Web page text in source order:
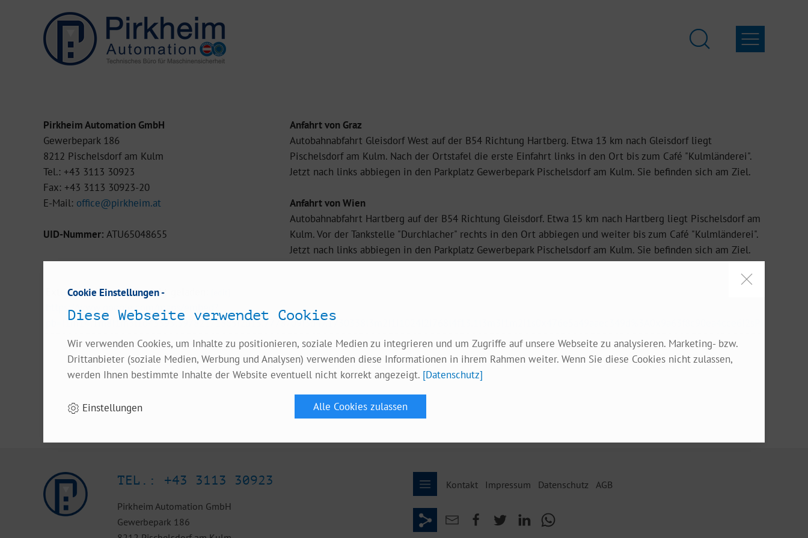
Pirkheim Automation GmbH
Gewerbepark 186
8212 Pischelsdorf am Kulm
Tel.: +43 3113 30923
Fax: +43 3113 30923-20
E-Mail: office@pirkheim.at
UID-Nummer: ATU65048655
Anfahrt von Graz
Autobahnabfahrt Gleisdorf West auf der B54 Richtung Hartberg. Etwa 13 km nach Gleisdorf liegt
Pischelsdorf am Kulm. Nach der Ortstafel die erste Einfahrt links in den Ort bis zum Café "Kulmländerei".
Jetzt nach links abbiegen in den Parkplatz Gewerbepark Pischelsdorf am Kulm. Sie befinden sich am Ziel.
Anfahrt von Wien
Autobahnabfahrt Hartberg auf der B54 Richtung Gleisdorf. Etwa 15 km nach Hartberg liegt Pischelsdorf am
Kulm. Vor der Tankstelle "Durchlacher" rechts in den Ort abbiegen und weiter bis zum Café "Kulmländerei".
Jetzt nach links abbiegen in den Parkplatz Gewerbepark Pischelsdorf am Kulm. Sie befinden sich am Ziel.
Externer Inhalt wurde nicht geladen:
https://www.google.com/maps/embed?
TEL.: +43 3113 30923
Pirkheim Automation GmbH
Gewerbepark 186
Kontakt Impressum Datenschutz AGB
Cookie Einstellungen -
Diese Webseite verwendet Cookies
Wir verwenden Cookies, um Inhalte zu positionieren, soziale Medien zu integrieren und um Zugriffe auf unsere Webseite zu analysieren. Marketing- bzw.
Drittanbieter (soziale Medien, Werbung und Analysen) verwenden diese Informationen in ihrem Rahmen weiter. Wenn Sie diese Cookies nicht zulassen,
werden Ihnen bestimmte Inhalte der Website eventuell nicht korrekt angezeigt. [Datenschutz]
Einstellungen